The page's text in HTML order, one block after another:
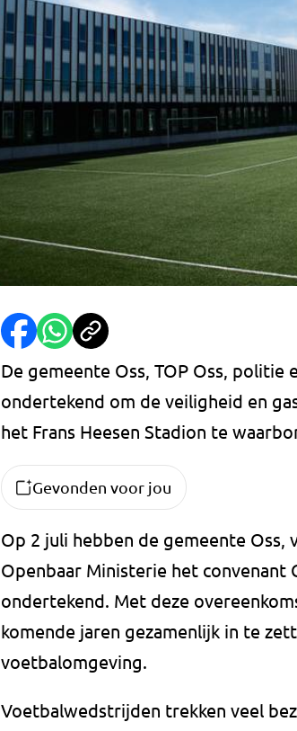
De gemeente Oss, TOP Oss, politie
ondertekend om de veiligheid en
het Frans Heesen Stadion te
Gevonden voor jou
Op 2 juli hebben de gemeente Oss,
Openbaar Ministerie het convenant
ondertekend. Met deze
komende jaren gezamenlijk in te
voetbalomgeving.
Voetbalwedstrijden trekken veel